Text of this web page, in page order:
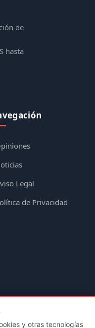
y otras tecnologías
de
hasta
Legal
de Privacidad